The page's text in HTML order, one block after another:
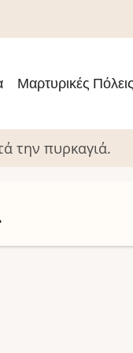
Μαρτυρικές Πόλεις
την πυρκαγιά.